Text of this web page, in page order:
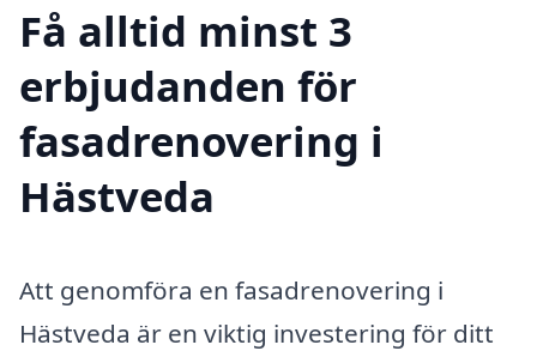
Få alltid minst 3
erbjudanden för
fasadrenovering i
Hästveda
Att genomföra en fasadrenovering i
Hästveda är en viktig investering för ditt